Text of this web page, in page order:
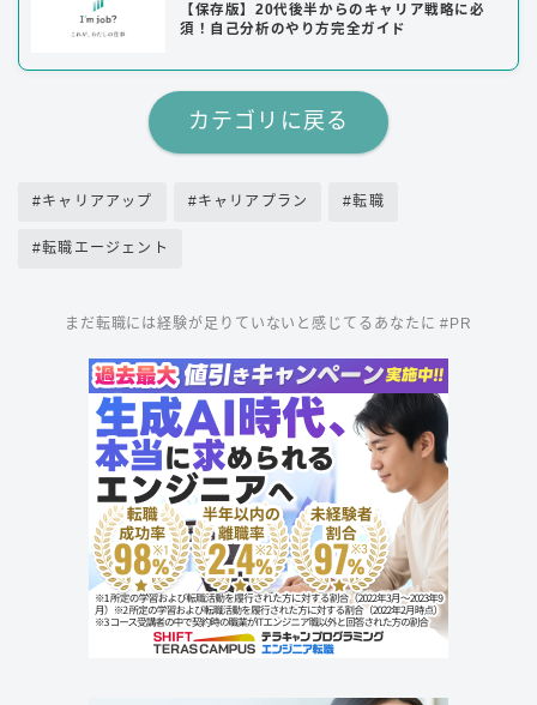
【保存版】20代後半からのキャリア戦略に必
須！自己分析のやり方完全ガイド
カテゴリに戻る
#キャリアアップ #キャリアプラン #転職
#転職エージェント
まだ転職には経験が足りていないと感じてるあなたに #PR